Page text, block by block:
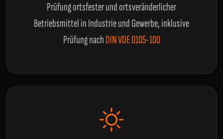
Prüfung ortsfester und ortsveränderlicher
Betriebsmittel in Industrie und Gewerbe, inklusive
Prüfung nachDIN VDE 0105-100